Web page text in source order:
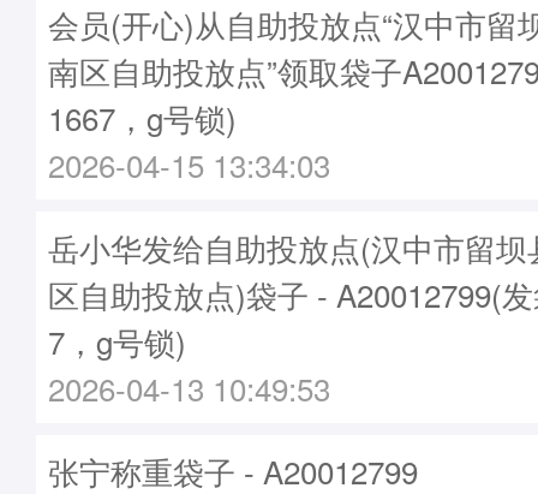
会员(开心)从自助投放点“汉中市留
南区自助投放点”领取袋子
1667，g号锁)
2026-04-15 13:34:03
岳小华发给自助投放点(汉中市留
区自助投放点)袋子 - A20012799(
7，g号锁)
2026-04-13 10:49:53
张宁称重袋子 - A20012799